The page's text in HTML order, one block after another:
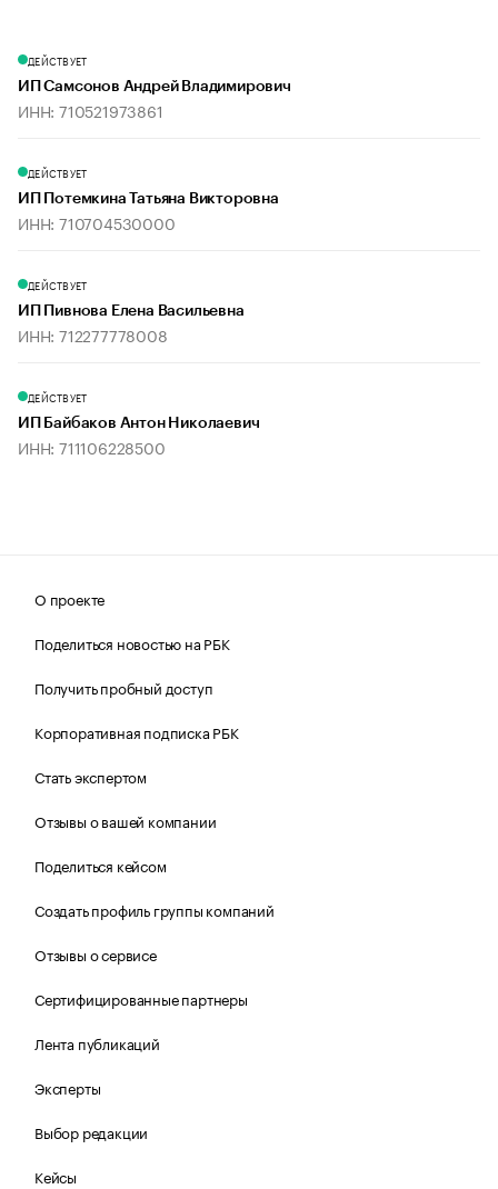
ДЕЙСТВУЕТ
ИП Самсонов Андрей Владимирович
ИНН: 710521973861
ДЕЙСТВУЕТ
ИП Потемкина Татьяна Викторовна
ИНН: 710704530000
ДЕЙСТВУЕТ
ИП Пивнова Елена Васильевна
ИНН: 712277778008
ДЕЙСТВУЕТ
ИП Байбаков Антон Николаевич
ИНН: 711106228500
О проекте
Поделиться новостью на РБК
Получить пробный доступ
Корпоративная подписка РБК
Стать экспертом
Отзывы о вашей компании
Поделиться кейсом
Создать профиль группы компаний
Отзывы о сервисе
Сертифицированные партнеры
Лента публикаций
Эксперты
Выбор редакции
Кейсы